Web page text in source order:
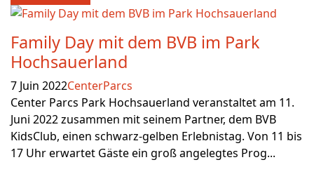
Family Day mit dem BVB im Park
Hochsauerland
7 Juin 2022CenterParcs
Center Parcs Park Hochsauerland veranstaltet am 11.
Juni 2022 zusammen mit seinem Partner, dem BVB
KidsClub, einen schwarz-gelben Erlebnistag. Von 11 bis
17 Uhr erwartet Gäste ein groß angelegtes Prog...